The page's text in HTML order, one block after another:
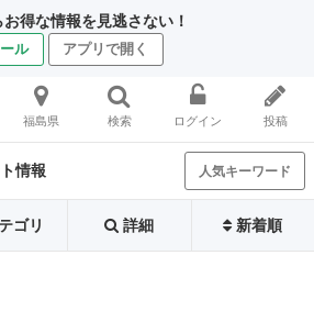
得な情報を見逃さない！
ル アプリで開く
福島県 検索 ログイン 投稿
情報 人気キーワード
ゴリ 詳細 新着順